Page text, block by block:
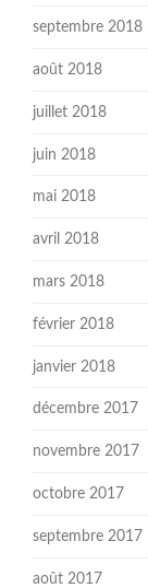
septembre 2018
août 2018
juillet 2018
juin 2018
mai 2018
avril 2018
mars 2018
février 2018
janvier 2018
décembre 2017
novembre 2017
octobre 2017
septembre 2017
août 2017